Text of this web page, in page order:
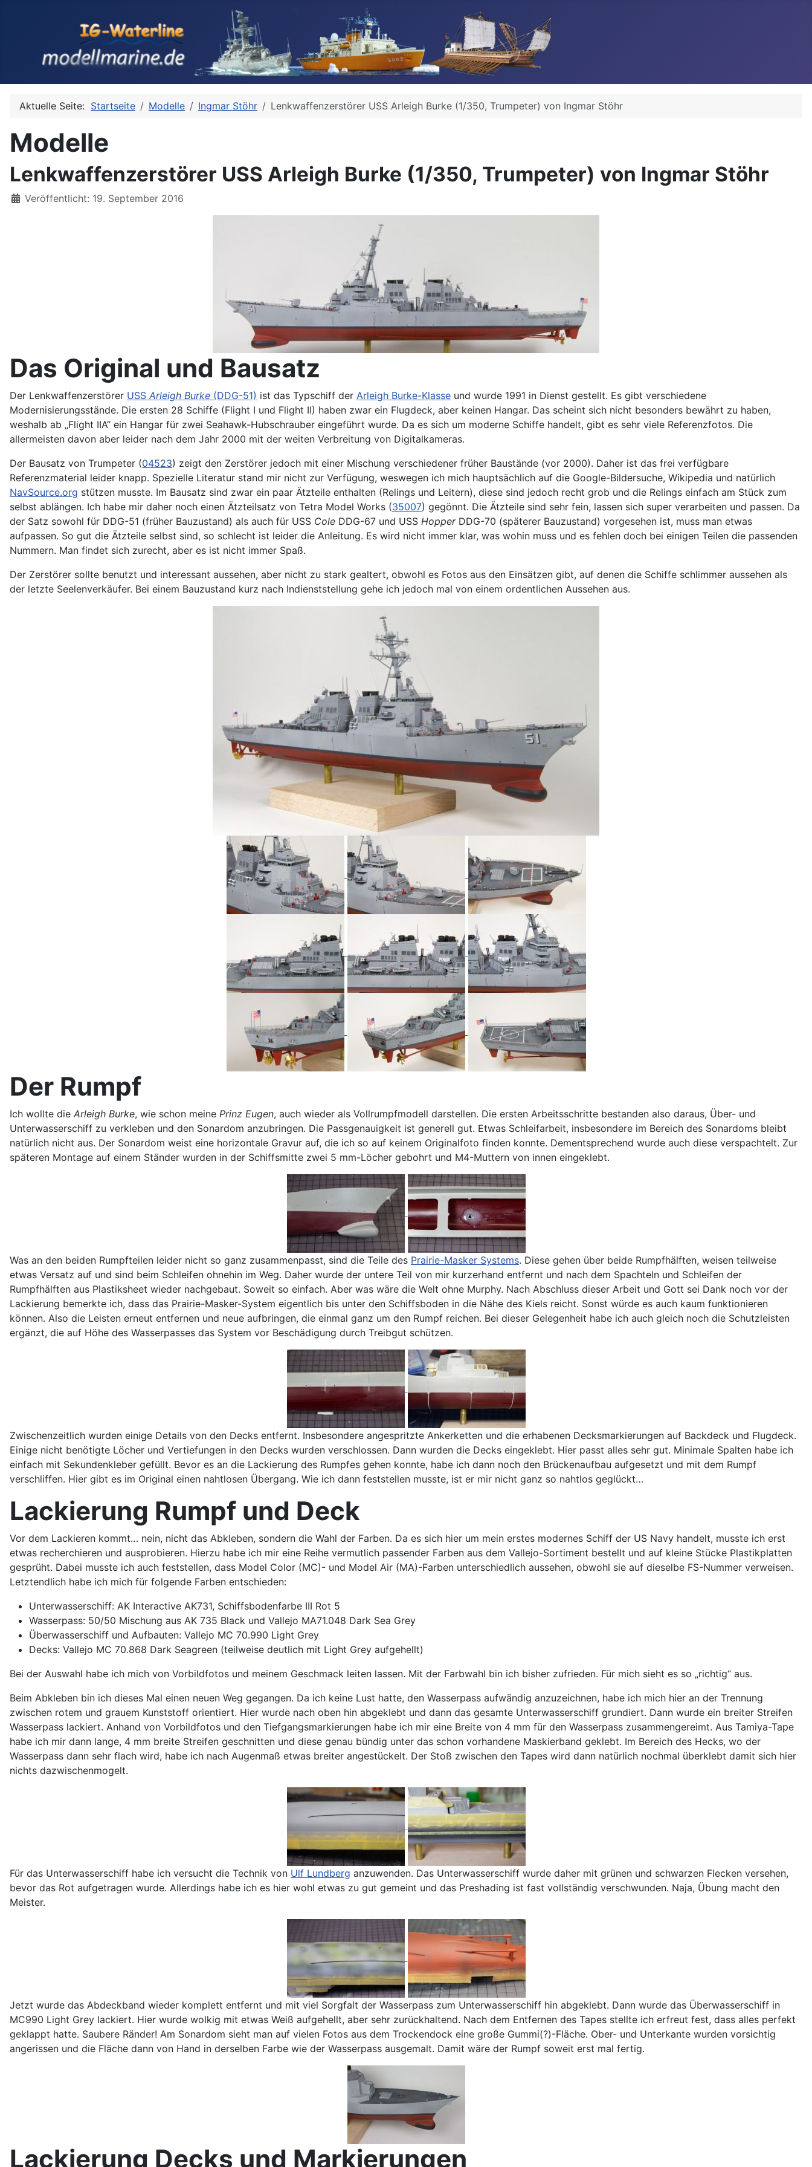
Aktuelle Seite: Startseite Modelle Ingmar Stöhr Lenkwaffenzerstörer USS Arleigh Burke (1/350, Trumpeter) von Ingmar Stöhr
Modelle
Lenkwaffenzerstörer USS Arleigh Burke (1/350, Trumpeter) von Ingmar Stöhr
Details
Veröffentlicht: 19. September 2016
Das Original und Bausatz
Der Lenkwaffenzerstörer USS Arleigh Burke (DDG-51) ist das Typschiff der Arleigh Burke-Klasse und wurde 1991 in Dienst gestellt. Es gibt verschiedene
Modernisierungsstände. Die ersten 28 Schiffe (Flight I und Flight II) haben zwar ein Flugdeck, aber keinen Hangar. Das scheint sich nicht besonders bewährt zu haben,
weshalb ab „Flight IIA“ ein Hangar für zwei Seahawk-Hubschrauber eingeführt wurde. Da es sich um moderne Schiffe handelt, gibt es sehr viele Referenzfotos. Die
allermeisten davon aber leider nach dem Jahr 2000 mit der weiten Verbreitung von Digitalkameras.
Der Bausatz von Trumpeter (04523) zeigt den Zerstörer jedoch mit einer Mischung verschiedener früher Baustände (vor 2000). Daher ist das frei verfügbare
Referenzmaterial leider knapp. Spezielle Literatur stand mir nicht zur Verfügung, weswegen ich mich hauptsächlich auf die Google-Bildersuche, Wikipedia und natürlich
NavSource.org stützen musste. Im Bausatz sind zwar ein paar Ätzteile enthalten (Relings und Leitern), diese sind jedoch recht grob und die Relings einfach am Stück zum
selbst ablängen. Ich habe mir daher noch einen Ätzteilsatz von Tetra Model Works (35007) gegönnt. Die Ätzteile sind sehr fein, lassen sich super verarbeiten und passen. Da
der Satz sowohl für DDG-51 (früher Bauzustand) als auch für USS Cole DDG-67 und USS HopperDDG-70 (späterer Bauzustand) vorgesehen ist, muss man etwas
aufpassen. So gut die Ätzteile selbst sind, so schlecht ist leider die Anleitung. Es wird nicht immer klar, was wohin muss und es fehlen doch bei einigen Teilen die passenden
Nummern. Man findet sich zurecht, aber es ist nicht immer Spaß.
Der Zerstörer sollte benutzt und interessant aussehen, aber nicht zu stark gealtert, obwohl es Fotos aus den Einsätzen gibt, auf denen die Schiffe schlimmer aussehen als
der letzte Seelenverkäufer. Bei einem Bauzustand kurz nach Indienststellung gehe ich jedoch mal von einem ordentlichen Aussehen aus.
Der Rumpf
Ich wollte die Arleigh Burke, wie schon meine Prinz Eugen, auch wieder als Vollrumpfmodell darstellen. Die ersten Arbeitsschritte bestanden also daraus, Über- und
Unterwasserschiff zu verkleben und den Sonardom anzubringen. Die Passgenauigkeit ist generell gut. Etwas Schleifarbeit, insbesondere im Bereich des Sonardoms bleibt
natürlich nicht aus. Der Sonardom weist eine horizontale Gravur auf, die ich so auf keinem Originalfoto finden konnte. Dementsprechend wurde auch diese verspachtelt. Zur
späteren Montage auf einem Ständer wurden in der Schiffsmitte zwei 5 mm-Löcher gebohrt und M4-Muttern von innen eingeklebt.
Was an den beiden Rumpfteilen leider nicht so ganz zusammenpasst, sind die Teile des Prairie-Masker Systems. Diese gehen über beide Rumpfhälften, weisen teilweise
etwas Versatz auf und sind beim Schleifen ohnehin im Weg. Daher wurde der untere Teil von mir kurzerhand entfernt und nach dem Spachteln und Schleifen der
Rumpfhälften aus Plastiksheet wieder nachgebaut. Soweit so einfach. Aber was wäre die Welt ohne Murphy. Nach Abschluss dieser Arbeit und Gott sei Dank noch vor der
Lackierung bemerkte ich, dass das Prairie-Masker-System eigentlich bis unter den Schiffsboden in die Nähe des Kiels reicht. Sonst würde es auch kaum funktionieren
können. Also die Leisten erneut entfernen und neue aufbringen, die einmal ganz um den Rumpf reichen. Bei dieser Gelegenheit habe ich auch gleich noch die Schutzleisten
ergänzt, die auf Höhe des Wasserpasses das System vor Beschädigung durch Treibgut schützen.
Zwischenzeitlich wurden einige Details von den Decks entfernt. Insbesondere angespritzte Ankerketten und die erhabenen Decksmarkierungen auf Backdeck und Flugdeck.
Einige nicht benötigte Löcher und Vertiefungen in den Decks wurden verschlossen. Dann wurden die Decks eingeklebt. Hier passt alles sehr gut. Minimale Spalten habe ich
einfach mit Sekundenkleber gefüllt. Bevor es an die Lackierung des Rumpfes gehen konnte, habe ich dann noch den Brückenaufbau aufgesetzt und mit dem Rumpf
verschliffen. Hier gibt es im Original einen nahtlosen Übergang. Wie ich dann feststellen musste, ist er mir nicht ganz so nahtlos geglückt…
Lackierung Rumpf und Deck
Vor dem Lackieren kommt… nein, nicht das Abkleben, sondern die Wahl der Farben. Da es sich hier um mein erstes modernes Schiff der US Navy handelt, musste ich erst
etwas recherchieren und ausprobieren. Hierzu habe ich mir eine Reihe vermutlich passender Farben aus dem Vallejo-Sortiment bestellt und auf kleine Stücke Plastikplatten
gesprüht. Dabei musste ich auch feststellen, dass Model Color (MC)- und Model Air (MA)-Farben unterschiedlich aussehen, obwohl sie auf dieselbe FS-Nummer verweisen.
Letztendlich habe ich mich für folgende Farben entschieden:
Unterwasserschiff: AK Interactive AK731, Schiffsbodenfarbe III Rot 5
Wasserpass: 50/50 Mischung aus AK 735 Black und Vallejo MA71.048 Dark Sea Grey
Überwasserschiff und Aufbauten: Vallejo MC 70.990 Light Grey
Decks: Vallejo MC 70.868 Dark Seagreen (teilweise deutlich mit Light Grey aufgehellt)
Bei der Auswahl habe ich mich von Vorbildfotos und meinem Geschmack leiten lassen. Mit der Farbwahl bin ich bisher zufrieden. Für mich sieht es so „richtig“ aus.
Beim Abkleben bin ich dieses Mal einen neuen Weg gegangen. Da ich keine Lust hatte, den Wasserpass aufwändig anzuzeichnen, habe ich mich hier an der Trennung
zwischen rotem und grauem Kunststoff orientiert. Hier wurde nach oben hin abgeklebt und dann das gesamte Unterwasserschiff grundiert. Dann wurde ein breiter Streifen
Wasserpass lackiert. Anhand von Vorbildfotos und den Tiefgangsmarkierungen habe ich mir eine Breite von 4 mm für den Wasserpass zusammengereimt. Aus Tamiya-Tape
habe ich mir dann lange, 4 mm breite Streifen geschnitten und diese genau bündig unter das schon vorhandene Maskierband geklebt. Im Bereich des Hecks, wo der
Wasserpass dann sehr flach wird, habe ich nach Augenmaß etwas breiter angestückelt. Der Stoß zwischen den Tapes wird dann natürlich nochmal überklebt damit sich hier
nichts dazwischenmogelt.
Für das Unterwasserschiff habe ich versucht die Technik von Ulf Lundberg anzuwenden. Das Unterwasserschiff wurde daher mit grünen und schwarzen Flecken versehen,
bevor das Rot aufgetragen wurde. Allerdings habe ich es hier wohl etwas zu gut gemeint und das Preshading ist fast vollständig verschwunden. Naja, Übung macht den
Meister.
Jetzt wurde das Abdeckband wieder komplett entfernt und mit viel Sorgfalt der Wasserpass zum Unterwasserschiff hin abgeklebt. Dann wurde das Überwasserschiff in
MC990 Light Grey lackiert. Hier wurde wolkig mit etwas Weiß aufgehellt, aber sehr zurückhaltend. Nach dem Entfernen des Tapes stellte ich erfreut fest, dass alles perfekt
geklappt hatte. Saubere Ränder! Am Sonardom sieht man auf vielen Fotos aus dem Trockendock eine große Gummi(?)-Fläche. Ober- und Unterkante wurden vorsichtig
angerissen und die Fläche dann von Hand in derselben Farbe wie der Wasserpass ausgemalt. Damit wäre der Rumpf soweit erst mal fertig.
Lackierung Decks und Markierungen